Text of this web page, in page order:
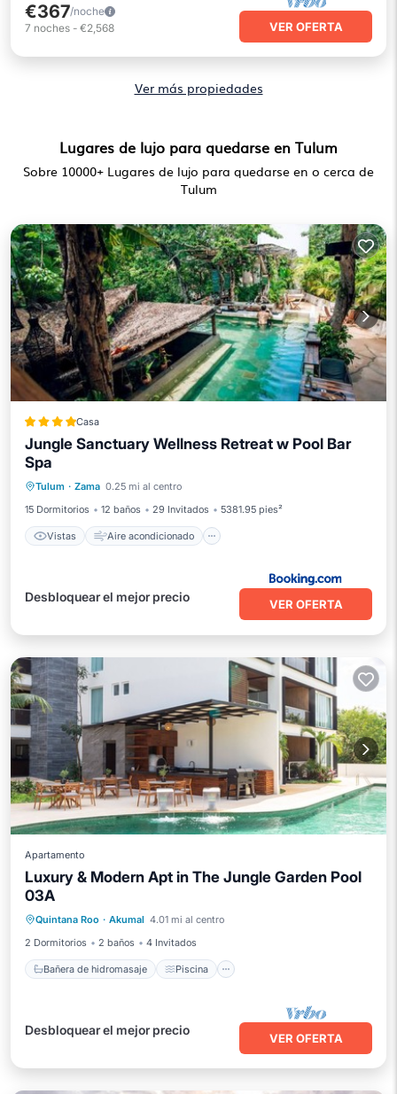
€367/noche
7 noches - €2,568 VER OFERTA
Ver más propiedades
Lugares de lujo para quedarse en Tulum
Sobre 10000+ Lugares de lujo para quedarse en o cerca de
Tulum
Casa
Jungle Sanctuary Wellness Retreat w Pool Bar
Spa
Tulum · Zama 0.25 mi al centro
15 Dormitorios
12 baños 29 Invitados 5381.95 pies²
Vistas Aire acondicionado
Apto para niños
Desbloquear el mejor precio
VER OFERTA
Apartamento
Luxury & Modern Apt in The Jungle Garden Pool
03A
Quintana Roo · Akumal 4.01 mi al centro
2 Dormitorios
2 baños 4 Invitados
Bañera de hidromasaje Piscina
Vista al mar
Balcón/Terraza
Desbloquear el mejor precio
VER OFERTA